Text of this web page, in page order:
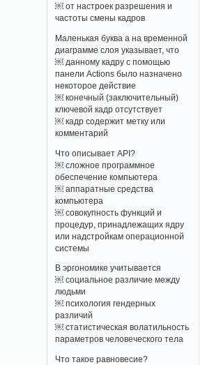
￼ от настроек разрешения и
частоты смены кадров
Маленькая буква а на временной
диаграмме слоя указывает, что
￼ данному кадру с помощью
панели Actions было назначено
некоторое действие
￼ конечный (заключительный)
ключевой кадр отсутствует
￼ кадр содержит метку или
комментарий
Что описывает API?
￼ сложное программное
обеспечение компьютера
￼ аппаратные средства
компьютера
￼ совокупность функций и
процедур, принадлежащих ядру
или надстройкам операционной
системы
В эргономике учитывается
￼ социальное различие между
людьми
￼ психология гендерных
различий
￼ статистическая волатильность
параметров человеческого тела
Что такое равновесие?